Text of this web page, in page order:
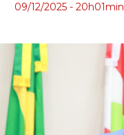
09/12/2025 - 20h01min